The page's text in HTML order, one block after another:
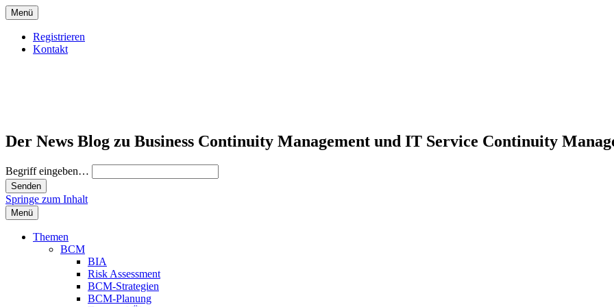
Menü
Registrieren
Kontakt
Der News Blog zu Business Continuity Management und IT Service Continuity
Begriff eingeben…
Springe zum Inhalt
Menü
Themen
BCM
BIA
Risk Assessment
BCM-Strategien
BCM-Planung